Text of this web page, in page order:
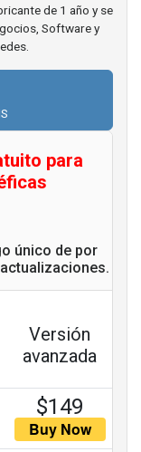
de 1 año y se
Software y
para
único de por
Versión
avanzada
$149